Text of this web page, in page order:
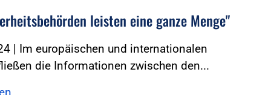
leisten eine ganze Menge"
| Im europäischen und internationalen
die Informationen zwischen den...